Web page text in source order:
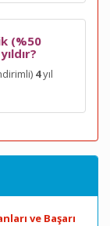
(%50
4yıl
ve Başarı